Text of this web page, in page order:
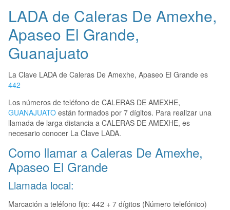
LADA de Caleras De Amexhe,
Apaseo El Grande,
Guanajuato
La Clave LADA de Caleras De Amexhe, Apaseo El Grande es
442
Los números de teléfono de CALERAS DE AMEXHE,
GUANAJUATO están formados por 7 dígitos. Para realizar una
llamada de larga distancia a CALERAS DE AMEXHE, es
necesario conocer La Clave LADA.
Como llamar a Caleras De Amexhe,
Apaseo El Grande
Llamada local:
Marcación a teléfono fijo: 442 + 7 dígitos (Número telefónico)